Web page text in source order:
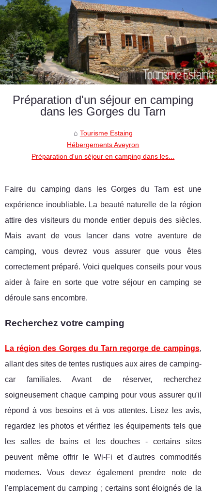
Préparation d'un séjour en camping
dans les Gorges du Tarn
Tourisme Estaing
Hébergements Aveyron
Préparation d'un séjour en camping dans les...
Faire du camping dans les Gorges du Tarn est une
expérience inoubliable. La beauté naturelle de la région
attire des visiteurs du monde entier depuis des siècles.
Mais avant de vous lancer dans votre aventure de
camping, vous devrez vous assurer que vous êtes
correctement préparé. Voici quelques conseils pour vous
aider à faire en sorte que votre séjour en camping se
déroule sans encombre.
Recherchez votre camping
La région des Gorges du Tarn regorge de campings,
allant des sites de tentes rustiques aux aires de camping-
car familiales. Avant de réserver, recherchez
soigneusement chaque camping pour vous assurer qu'il
répond à vos besoins et à vos attentes. Lisez les avis,
regardez les photos et vérifiez les équipements tels que
les salles de bains et les douches - certains sites
peuvent même offrir le Wi-Fi et d'autres commodités
modernes. Vous devez également prendre note de
l'emplacement du camping ; certains sont éloignés de la